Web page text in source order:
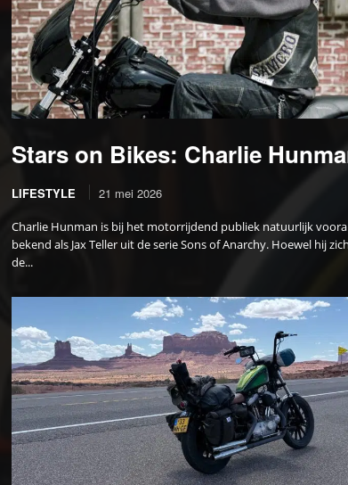
Stars on Bikes: Charlie
LIFESTYLE 21 mei 2026
Charlie Hunman is bij het motorrijdend publiek natuurlijk
bekend als Jax Teller uit de serie Sons of Anarchy. Hoewel hij
de...